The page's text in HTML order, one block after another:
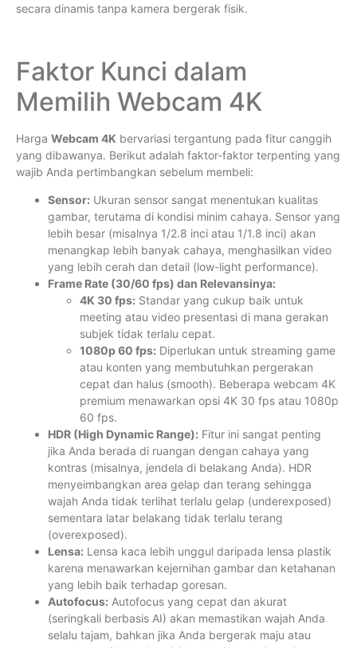
secara dinamis tanpa kamera bergerak fisik.
Faktor Kunci dalam
Memilih Webcam 4K
Harga Webcam 4K bervariasi tergantung pada fitur canggih
yang dibawanya. Berikut adalah faktor-faktor terpenting yang
wajib Anda pertimbangkan sebelum membeli:
Sensor: Ukuran sensor sangat menentukan kualitas
gambar, terutama di kondisi minim cahaya. Sensor yang
lebih besar (misalnya 1/2.8 inci atau 1/1.8 inci) akan
menangkap lebih banyak cahaya, menghasilkan video
yang lebih cerah dan detail (low-light performance).
Frame Rate (30/60 fps) dan Relevansinya:
4K 30 fps: Standar yang cukup baik untuk
meeting atau video presentasi di mana gerakan
subjek tidak terlalu cepat.
1080p 60 fps: Diperlukan untuk streaming game
atau konten yang membutuhkan pergerakan
cepat dan halus (smooth). Beberapa webcam 4K
premium menawarkan opsi 4K 30 fps atau 1080p
60 fps.
HDR (High Dynamic Range): Fitur ini sangat penting
jika Anda berada di ruangan dengan cahaya yang
kontras (misalnya, jendela di belakang Anda). HDR
menyeimbangkan area gelap dan terang sehingga
wajah Anda tidak terlihat terlalu gelap (underexposed)
sementara latar belakang tidak terlalu terang
(overexposed).
Lensa: Lensa kaca lebih unggul daripada lensa plastik
karena menawarkan kejernihan gambar dan ketahanan
yang lebih baik terhadap goresan.
Autofocus: Autofocus yang cepat dan akurat
(seringkali berbasis AI) akan memastikan wajah Anda
selalu tajam, bahkan jika Anda bergerak maju atau